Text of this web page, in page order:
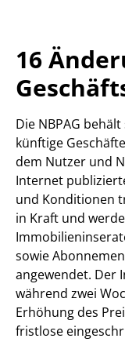
16
Die NBPAG
künftige
dem Nutzer und
Internet
und Konditionen
in Kraft und
sowie
angewendet. Der
während zwei
Erhöhung des
fristlose